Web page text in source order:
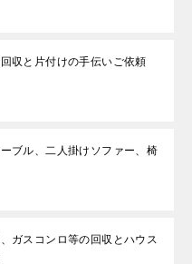
回収と片付けの手伝いご依頼
ブル、二人掛けソファー、椅
ガスコンロ等の回収とハウス